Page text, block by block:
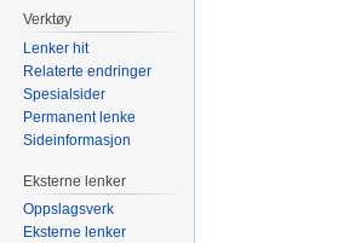
Verktøy
Lenker hit
Relaterte endringer
Spesialsider
Permanent lenke
Sideinformasjon
Eksterne lenker
Oppslagsverk
Eksterne lenker